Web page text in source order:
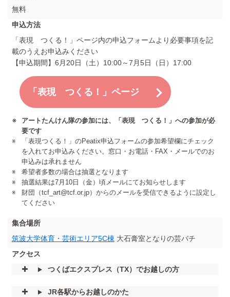
無料
申込方法
「表現 つくる！」ページ内の申込フォームより必要事項を記
載のうえお申込みください
【申込期間】6月20日（土）10:00～7月5日（日）17:00
「表現 つくる！」ページ
アートたんけん隊の参加には、「表現 つくる！」への参加が必
要です
「表現つくる！」のPeatix申込フォームの参加希望欄にチェック
を入れてお申込みください。窓口・お電話・FAX・メールでのお
申込みは承れません
希望者多数の場合は抽選となります
抽選結果は7月10日（金）頃メールにてお知らせします
財団（tcf_art@tcf.or.jp）からのメールを受信できるように設定し
てください
集合場所
筑波大学体育・芸術エリア5C棟 大石膏室となりの芸バチ
アクセス
つくばエクスプレス（TX）でお越しの方
JR各駅からお越しのかた